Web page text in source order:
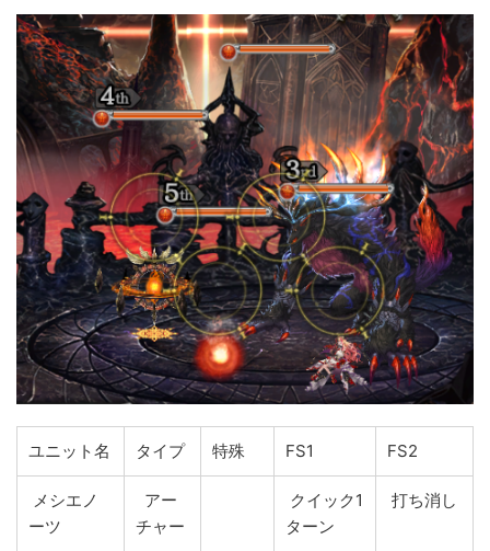
ユニット名 タイプ 特殊 FS1 FS2
メシエノ
ーツ
アー
チャー
クイック1
ターン
打ち消し